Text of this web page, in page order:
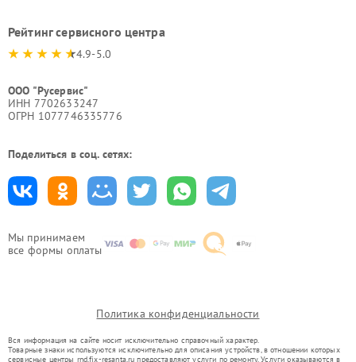
Мы принимаем
все формы оплаты
Рейтинг сервисного центра
4.9-5.0
ООО "Русервис"
ИНН 7702633247
ОГРН 1077746335776
Поделиться в соц. сетях:
Политика конфиденциальности
Вся информация на сайте носит исключительно справочный характер.
Товарные знаки используются исключительно для описания устройств, в отношении которых
сервисные центры rnd.fix-resanta.ru предоставляют услуги по ремонту. Услуги оказываются в